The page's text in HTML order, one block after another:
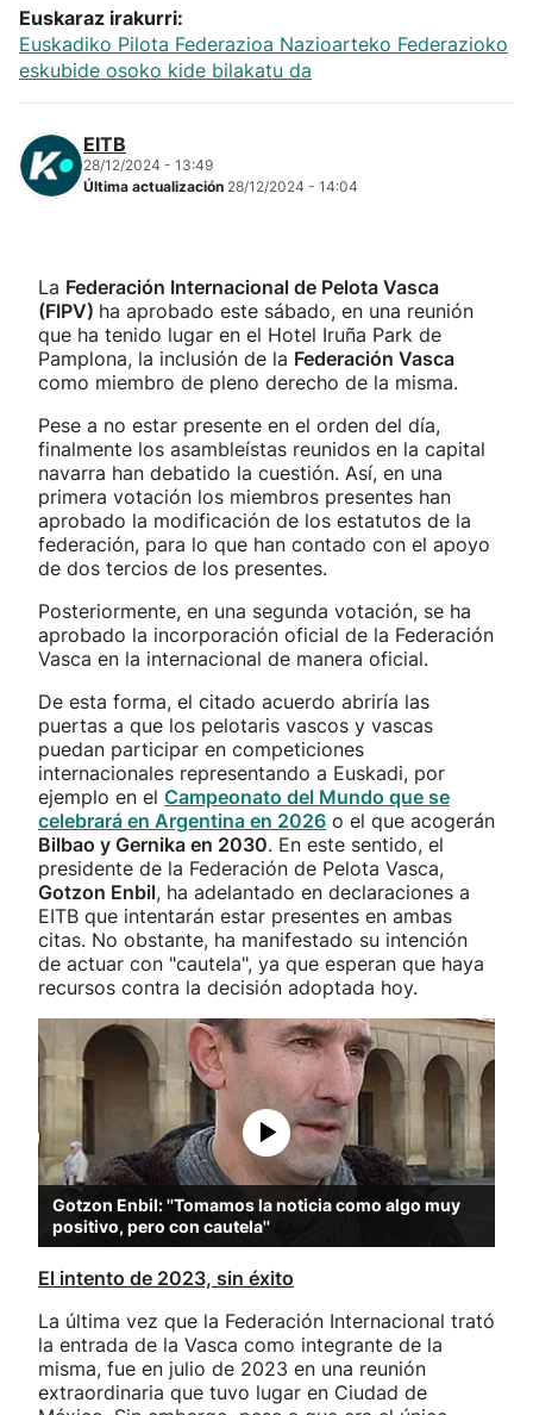
"Helmuga"
Euskaraz irakurri:
Euskadiko Pilota Federazioa Nazioarteko Federazioko
eskubide osoko kide bilakatu da
EITB
28/12/2024 - 13:49
Última actualización 28/12/2024 - 14:04
La Federación Internacional de Pelota Vasca
(FIPV) ha aprobado este sábado, en una reunión
que ha tenido lugar en el Hotel Iruña Park de
Pamplona, la inclusión de la Federación Vasca
como miembro de pleno derecho de la misma.
Pese a no estar presente en el orden del día,
finalmente los asambleístas reunidos en la capital
navarra han debatido la cuestión. Así, en una
primera votación los miembros presentes han
aprobado la modificación de los estatutos de la
federación, para lo que han contado con el apoyo
de dos tercios de los presentes.
Posteriormente, en una segunda votación, se ha
aprobado la incorporación oficial de la Federación
Vasca en la internacional de manera oficial.
De esta forma, el citado acuerdo abriría las
puertas a que los pelotaris vascos y vascas
puedan participar en competiciones
internacionales representando a Euskadi, por
ejemplo en el Campeonato del Mundo que se
celebrará en Argentina en 2026 o el que acogerán
Bilbao y Gernika en 2030. En este sentido, el
presidente de la Federación de Pelota Vasca,
Gotzon Enbil, ha adelantado en declaraciones a
EITB que intentarán estar presentes en ambas
citas. No obstante, ha manifestado su intención
de actuar con "cautela", ya que esperan que haya
recursos contra la decisión adoptada hoy.
Gotzon Enbil: ''Tomamos la noticia como algo muy
positivo, pero con cautela''
El intento de 2023, sin éxito
La última vez que la Federación Internacional trató
la entrada de la Vasca como integrante de la
misma, fue en julio de 2023 en una reunión
extraordinaria que tuvo lugar en Ciudad de